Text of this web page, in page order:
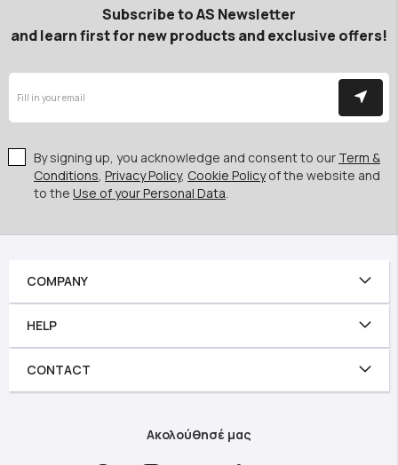
Subscribe to AS Newsletter
and learn first for new products and exclusive offers!
By signing up, you acknowledge and consent to our Term &
Conditions, Privacy Policy, Cookie Policyof the website and
to the Use of your Personal Data.
COMPANY
HELP
CONTACT
Ακολούθησέ μας